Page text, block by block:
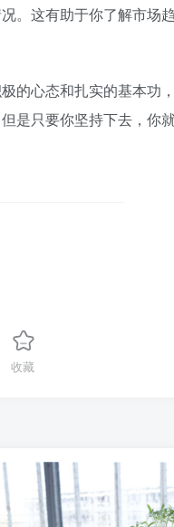
。这有助于你了解市场
的心态和扎实的基本功
是只要你坚持下去，你
收藏